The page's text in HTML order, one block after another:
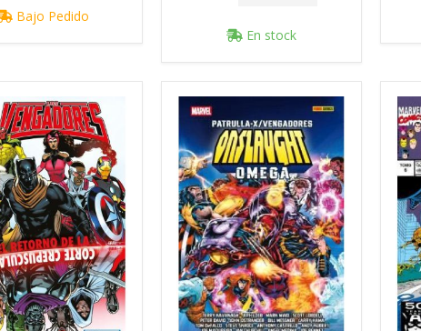
Bajo Pedido
En stock